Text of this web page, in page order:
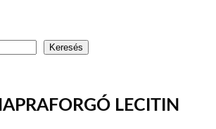
Keresés
LECITIN